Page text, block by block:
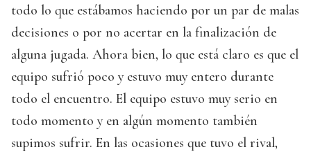
todo lo que estábamos haciendo por un par de malas
decisiones o por no acertar en la finalización de
alguna jugada. Ahora bien, lo que está claro es que el
equipo sufrió poco y estuvo muy entero durante
todo el encuentro. El equipo estuvo muy serio en
todo momento y en algún momento también
supimos sufrir. En las ocasiones que tuvo el rival,